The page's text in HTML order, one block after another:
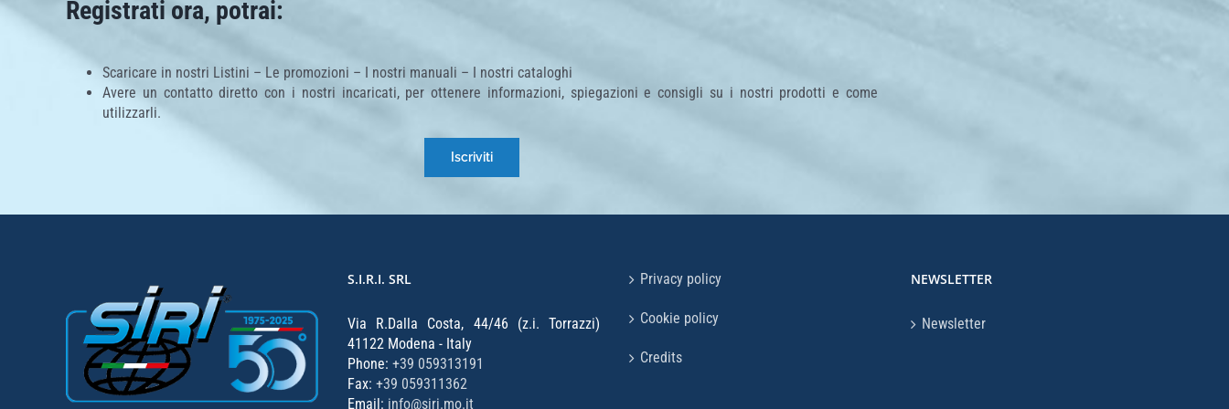
Registrati ora, potrai:
Scaricare in nostri Listini – Le promozioni – I nostri manuali – I nostri cataloghi
Avere un contatto diretto con i nostri incaricati, per ottenere informazioni, spiegazioni e consigli su i nostri prodotti e come
utilizzarli.
Iscriviti
S.I.R.I. SRL
Via R.Dalla Costa, 44/46 (z.i. Torrazzi)
41122 Modena - Italy
Phone: +39 059313191
Fax: +39 059311362
Email: info@siri.mo.it
Privacy policy
Cookie policy
Credits
NEWSLETTER
Newsletter